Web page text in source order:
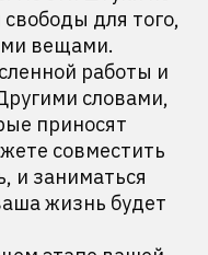
для того,
вещами.
работы и
словами,
приносят
совместить
и заниматься
жизнь будет